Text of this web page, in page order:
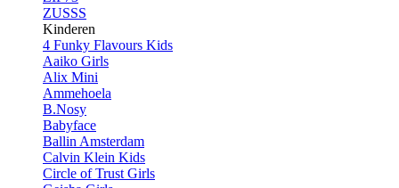
ZUSSS
Kinderen
4 Funky Flavours Kids
Aaiko Girls
Alix Mini
Ammehoela
B.Nosy
Babyface
Ballin Amsterdam
Calvin Klein Kids
Circle of Trust Girls